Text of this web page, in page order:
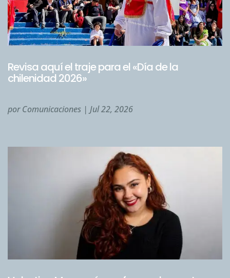
Revisa aquí el traje para el «Día de la
chilenidad 2026»
porComunicaciones | Jul 22, 2026